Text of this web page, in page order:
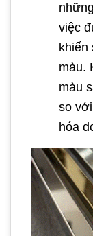
việc
khiến
màu.
màu
so
hóa